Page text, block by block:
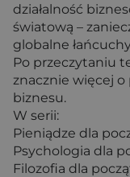
działalność
światową –
globalne
Po przeczytaniu
znacznie więcej
biznesu.
W serii:
Pieniądze dla
Psychologia dla
Filozofia dla